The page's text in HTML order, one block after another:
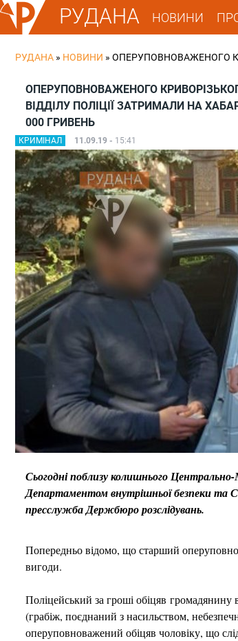
РУДАНА НОВИНИ
РУДАНА » НОВИНИ » ОПЕРУПОВНОВАЖЕНОГО
ОПЕРУПОВНОВАЖЕНОГО
ВІДДІЛУ ПОЛІЦІЇ ЗАТРИМАЛИ НА
000 ГРИВЕНЬ
КРИМІНАЛ 11.09.19 - 15:41
Сьогодні поблизу колишнього Центрально-
Департаментом внутрішньої безпеки та
пресслужба Держбюро розслідувань.
Попередньо відомо, що старший
вигоди.
Поліцейський за гроші обіцяв громадянину
(грабіж, поєднаний з насильством,
оперуповноважений обіцяв чоловіку, що